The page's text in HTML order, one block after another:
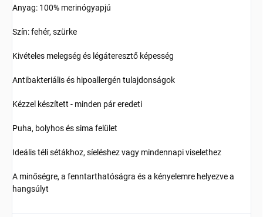
Anyag: 100% merinógyapjú
Szín: fehér, szürke
Kivételes melegség és légáteresztő képesség
Antibakteriális és hipoallergén tulajdonságok
Kézzel készített - minden pár eredeti
Puha, bolyhos és sima felület
Ideális téli sétákhoz, síeléshez vagy mindennapi viselethez
A minőségre, a fenntarthatóságra és a kényelemre helyezve a
hangsúlyt